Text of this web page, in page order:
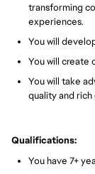
transforming
experiences.
You will
You will create
You will take
quality and rich
Qualifications:
You have 7+